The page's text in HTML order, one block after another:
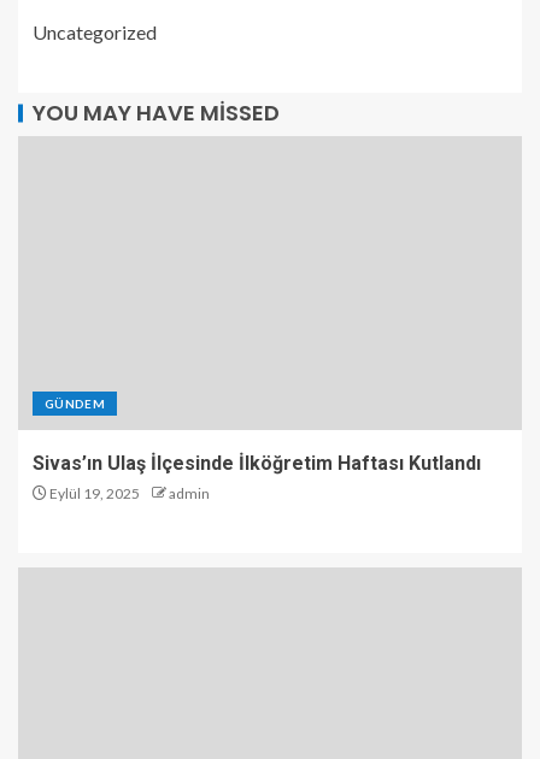
Uncategorized
YOU MAY HAVE MISSED
GÜNDEM
Sivas’ın Ulaş İlçesinde İlköğretim Haftası Kutlandı
Eylül 19, 2025 admin